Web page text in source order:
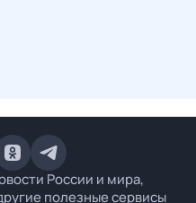
России и мира,
полезные сервисы